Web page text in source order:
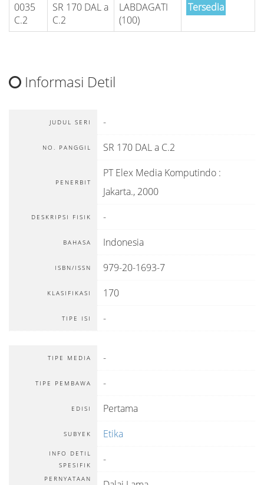
0035
C.2
SR 170 DAL a
C.2
LABDAGATI
(100)
Tersedia
Informasi Detil
JUDUL SERI -
NO. PANGGIL SR 170 DAL a C.2
PENERBIT
PT Elex Media Komputindo :
Jakarta., 2000
DESKRIPSI FISIK -
BAHASA Indonesia
ISBN/ISSN 979-20-1693-7
KLASIFIKASI 170
TIPE ISI -
TIPE MEDIA -
TIPE PEMBAWA -
EDISI Pertama
SUBYEK Etika
INFO DETIL
SPESIFIK
-
PERNYATAAN